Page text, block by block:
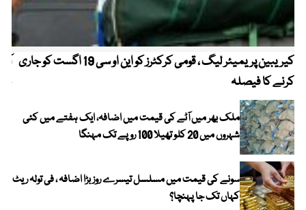
کیریبین پریمیئر لیگ ، قومی کرکٹرز کو این او سی 19 اگست کو جاری
کرنے کا فیصلہ
ملک بھر میں آٹے کی قیمت میں اضافہ، ایک ہفتے میں کئی
شہروں میں 20 کلو تھیلا 100 روپے تک مہنگا
سونے کی قیمت میں مسلسل تیسرے روز بڑا اضافہ ، فی تولہ ریٹ
کہاں تک جا پہنچا؟